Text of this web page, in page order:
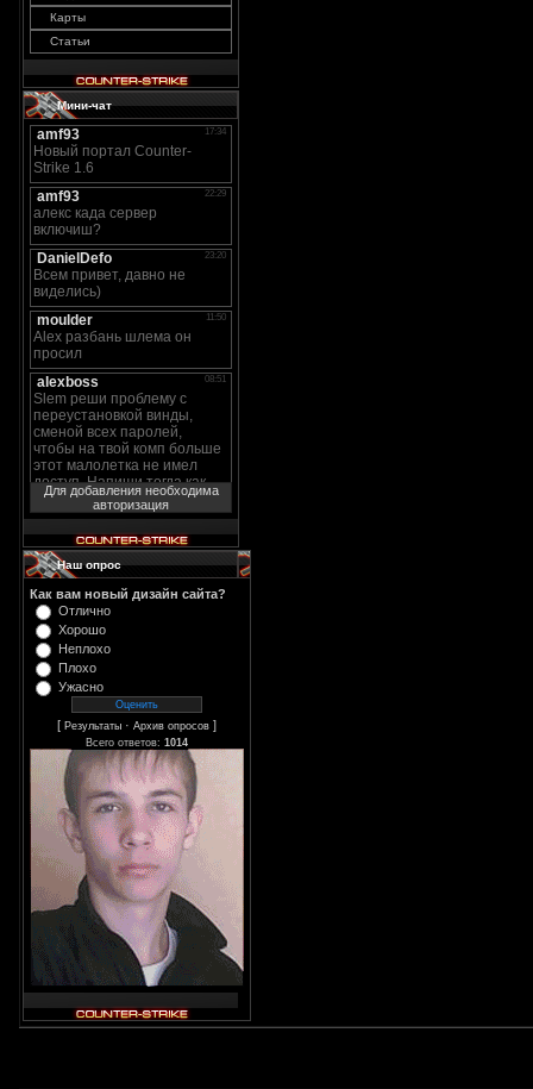
Карты
Статьи
Мини-чат
Для добавления необходима
авторизация
Наш опрос
Как вам новый дизайн сайта?
Отлично
Хорошо
Неплохо
Плохо
Ужасно
[ Результаты · Архив опросов ]
Всего ответов: 1014